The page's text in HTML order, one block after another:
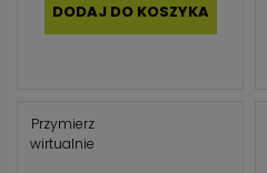
DODAJ DO KOSZYKA
Przymierz
wirtualnie